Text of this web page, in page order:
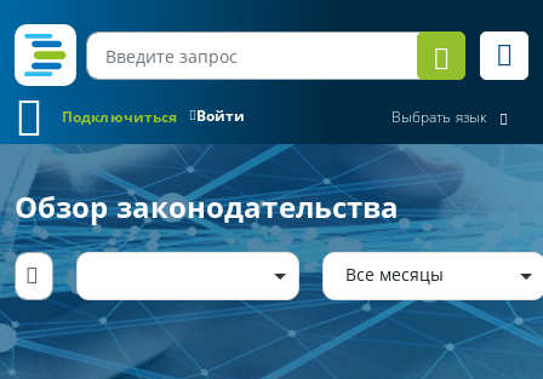
Войти
Подключиться Выбрать язык
Обзор законодательства
Все месяцы